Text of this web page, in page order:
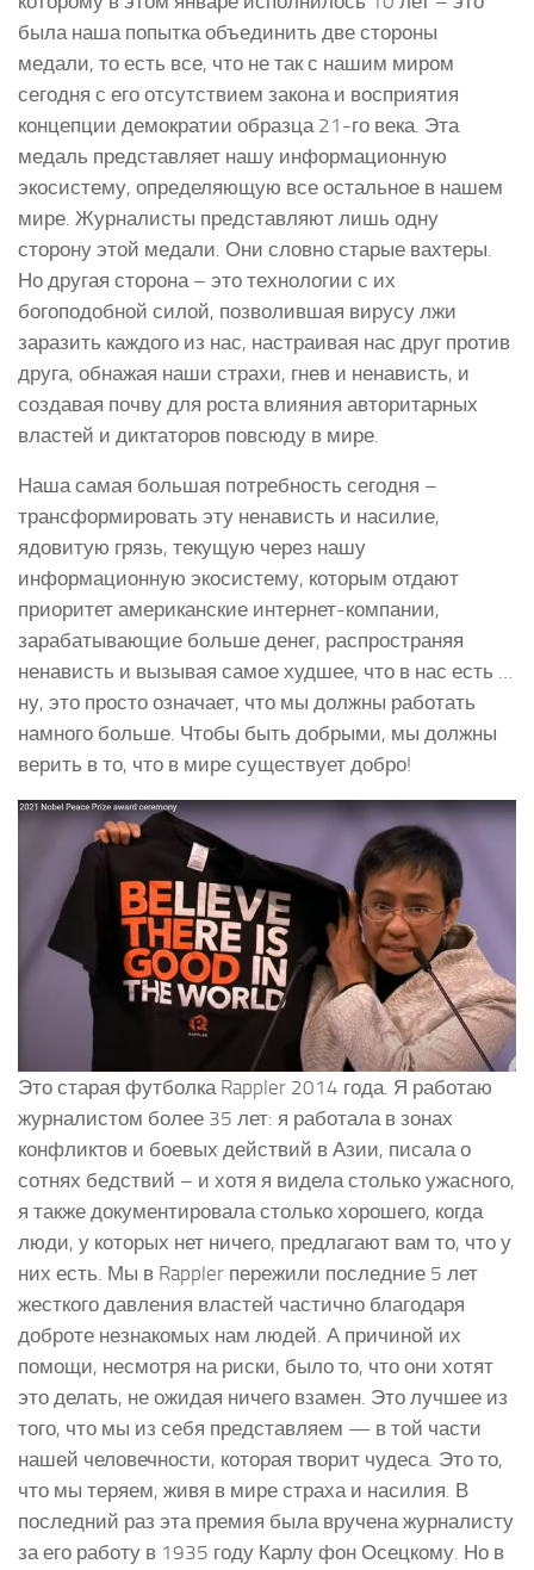
была наша попытка объединить две стороны
медали, то есть все, что не так с нашим миром
сегодня с его отсутствием закона и восприятия
концепции демократии образца 21-го века. Эта
медаль представляет нашу информационную
экосистему, определяющую все остальное в нашем
мире. Журналисты представляют лишь одну
сторону этой медали. Они словно старые вахтеры.
Но другая сторона – это технологии с их
богоподобной силой, позволившая вирусу лжи
заразить каждого из нас, настраивая нас друг против
друга, обнажая наши страхи, гнев и ненависть, и
создавая почву для роста влияния авторитарных
властей и диктаторов повсюду в мире.
Наша самая большая потребность сегодня –
трансформировать эту ненависть и насилие,
ядовитую грязь, текущую через нашу
информационную экосистему, которым отдают
приоритет американские интернет-компании,
зарабатывающие больше денег, распространяя
ненависть и вызывая самое худшее, что в нас есть …
ну, это просто означает, что мы должны работать
намного больше. Чтобы быть добрыми, мы должны
верить в то, что в мире существует добро!
Это старая футболка Rappler 2014 года. Я работаю
журналистом более 35 лет: я работала в зонах
конфликтов и боевых действий в Азии, писала о
сотнях бедствий – и хотя я видела столько ужасного,
я также документировала столько хорошего, когда
люди, у которых нет ничего, предлагают вам то, что у
них есть. Мы в Rappler пережили последние 5 лет
жесткого давления властей частично благодаря
доброте незнакомых нам людей. А причиной их
помощи, несмотря на риски, было то, что они хотят
это делать, не ожидая ничего взамен. Это лучшее из
того, что мы из себя представляем — в той части
нашей человечности, которая творит чудеса. Это то,
что мы теряем, живя в мире страха и насилия. В
последний раз эта премия была вручена журналисту
за его работу в 1935 году Карлу фон Осецкому. Но в